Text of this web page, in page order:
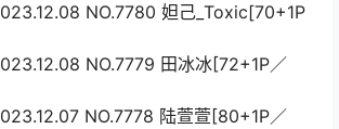
NO.7780 妲己_Toxic[70+1P
NO.7779 田冰冰[72+1P／
NO.7778 陆萱萱[80+1P／